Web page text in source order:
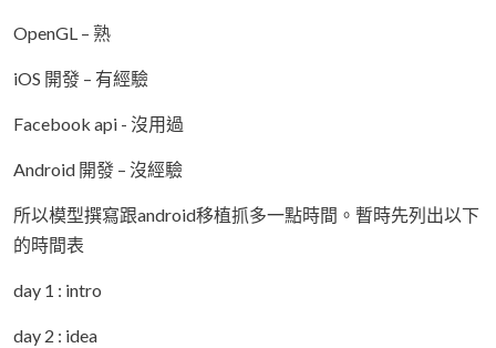
OpenGL – 熟
iOS 開發 – 有經驗
Facebook api - 沒用過
Android 開發 – 沒經驗
所以模型撰寫跟android移植抓多一點時間。暫時先列出以下
的時間表
day 1 : intro
day 2 : idea